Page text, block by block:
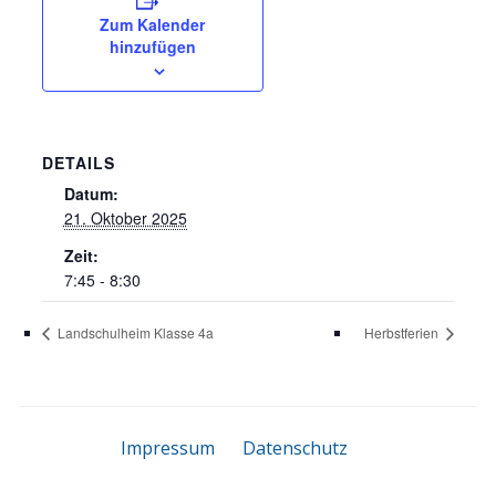
Zum Kalender
hinzufügen
DETAILS
Datum:
21. Oktober 2025
Zeit:
7:45 - 8:30
Landschulheim Klasse 4a Herbstferien
Impressum Datenschutz